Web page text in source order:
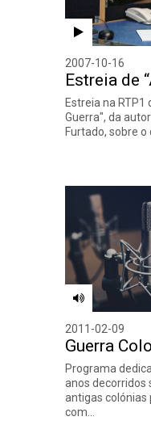
2007-10-16
Estreia de
Estreia na
Guerra", da
Furtado, sobre o
2011-02-09
Guerra
Programa
anos decorridos
antigas
com…